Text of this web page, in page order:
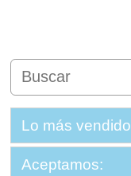
Lo más vendido
Aceptamos: